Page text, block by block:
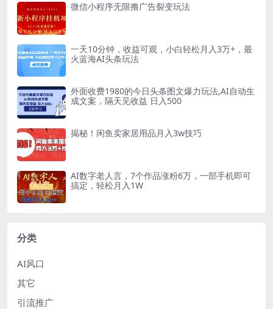
微信小程序无限撸广告裂变玩法
一天10分钟，收益可观，小白轻松月入3万+，最
火蓝海AI头条玩法
外面收费1980的今日头条图文爆力玩法,AI自动生
成文案，隔天见收益 日入500
揭秘！闲鱼卖家居用品月入3w技巧
AI数字老人言，7个作品涨粉6万，一部手机即可
搞定，轻松月入1W
分类
AI风口
其它
引流推广